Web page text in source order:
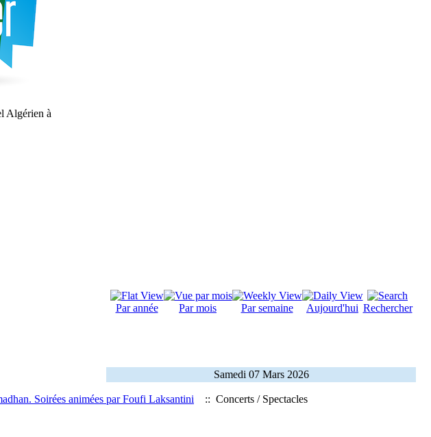
Algérien à
Par année Par mois Par semaine Aujourd'hui Rechercher
Samedi 07 Mars 2026
Soirées animées par Foufi Laksantini :: Concerts / Spectacles